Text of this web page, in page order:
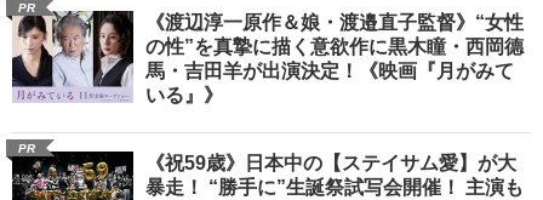
PR
《渡辺淳一原作＆娘・渡邉直子監督》“女性
の性”を真摯に描く意欲作に黒木瞳・西岡德
馬・吉田羊が出演決定！《映画『月がみて
いる』》
PR
《祝59歳》日本中の【ステイサム愛】が大
暴走！ “勝手に”生誕祭試写会開催！ 主演も